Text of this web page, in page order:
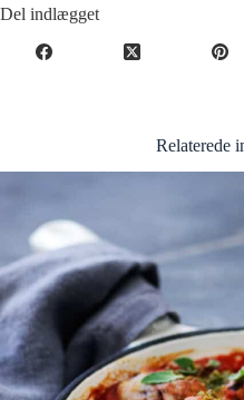
Del indlægget
Relaterede